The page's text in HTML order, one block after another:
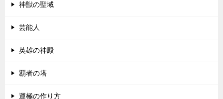
神獣の聖域
芸能人
英雄の神殿
覇者の塔
運極の作り方